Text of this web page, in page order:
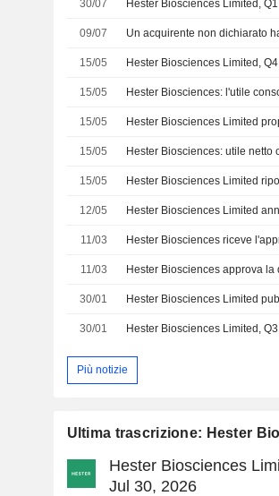
30/07 Hester Biosciences Limited,
09/07
15/05 Hester Biosciences Limited,
15/05
15/05
15/05
15/05
12/05
11/03
11/03
30/01
30/01 Hester Biosciences Limited,
Più notizie
Ultima trascrizione: Hester
Hester Biosciences
Jul 30, 2026